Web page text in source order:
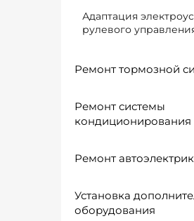
Адаптация
рулевого
Ремонт тормозной
Ремонт системы
кондиционирования
Ремонт
Установка
оборудования